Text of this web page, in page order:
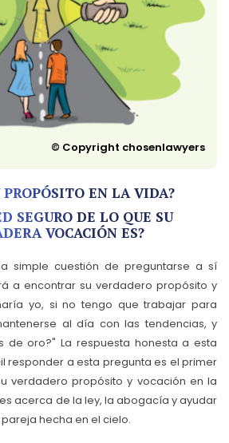
© Copyright chosenlawyers
PROPÓSITO EN LA VIDA?
SEGURO DE LO QUE SU
VOCACIÓN ES?
simple cuestión de preguntarse a sí
a encontrar su verdadero propósito y
yo, si no tengo que trabajar para
al día con las tendencias, y
de oro?" La respuesta honesta a esta
responder a esta pregunta es el primer
verdadero propósito y vocación en la
acerca de la ley, la abogacía y ayudar
hecha en el cielo.